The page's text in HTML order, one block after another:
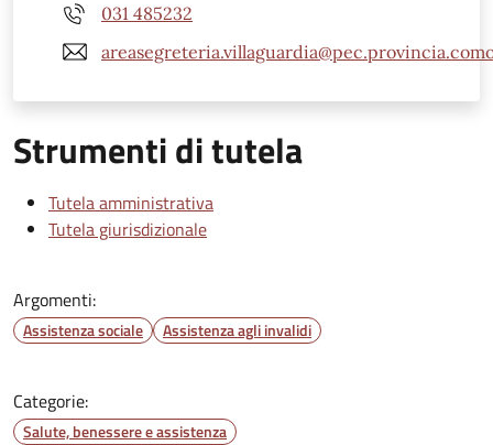
031 485232
Strumenti di tutela
Tutela amministrativa
Tutela giurisdizionale
Argomenti:
Assistenza sociale Assistenza agli invalidi
Categorie:
Salute, benessere e assistenza